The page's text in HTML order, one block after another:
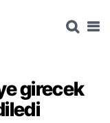
girecek